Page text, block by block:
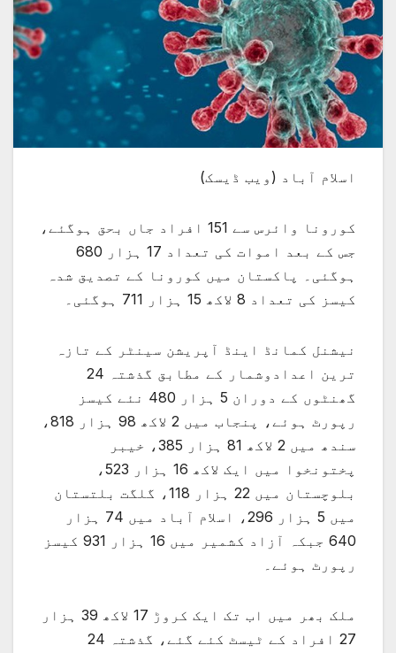
اسلام آباد (ویب ڈیسک)
کورونا وائرس سے 151 افراد جاں بحق ہوگئے،
جس کے بعد اموات کی تعداد 17 ہزار 680
ہوگئی۔ پاکستان میں کورونا کے تصدیق شدہ
کیسز کی تعداد 8 لاکھ 15 ہزار 711 ہوگئی۔
نیشنل کمانڈ اینڈ آپریشن سینٹر کے تازہ
ترین اعدادوشمار کے مطابق گذشتہ 24
گھنٹوں کے دوران 5 ہزار 480 نئے کیسز
رپورٹ ہوئے، پنجاب میں 2 لاکھ 98 ہزار 818،
سندھ میں 2 لاکھ 81 ہزار 385، خیبر
پختونخوا میں ایک لاکھ 16 ہزار 523،
بلوچستان میں 22 ہزار 118، گلگت بلتستان
میں 5 ہزار 296، اسلام آباد میں 74 ہزار
640 جبکہ آزاد کشمیر میں 16 ہزار 931 کیسز
رپورٹ ہوئے۔
ملک بھر میں اب تک ایک کروڑ 17 لاکھ 39 ہزار
27 افراد کے ٹیسٹ کئے گئے، گذشتہ 24